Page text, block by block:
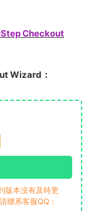
Checkout
Wizard：
版本沒有及時更
聯系客服QQ：